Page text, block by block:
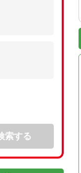
索する